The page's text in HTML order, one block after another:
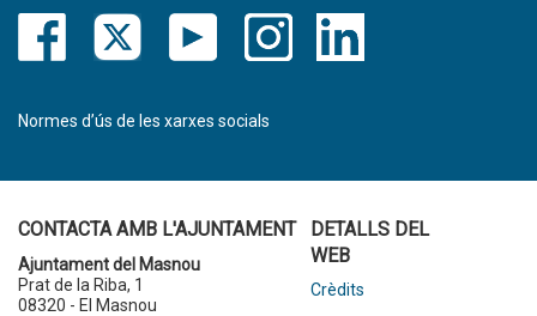
Normes d’ús de les xarxes socials
CONTACTA AMB L'AJUNTAMENT
Ajuntament del Masnou
Prat de la Riba, 1
08320 - El Masnou
DETALLS DEL
WEB
Crèdits